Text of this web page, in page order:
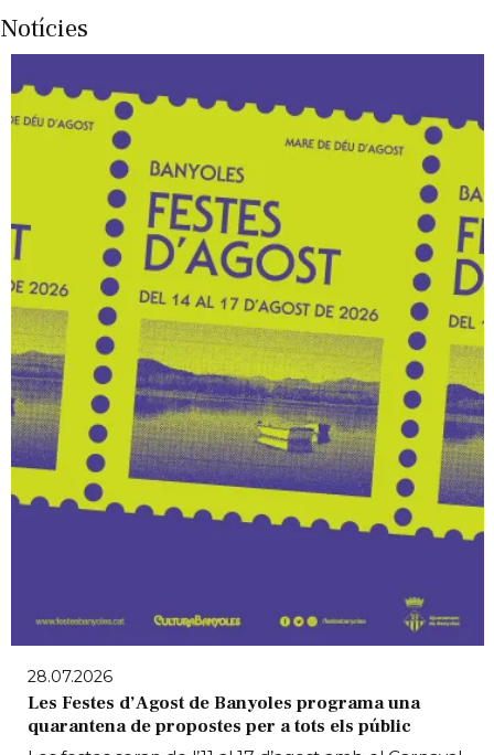
Notícies
28.07.2026
Les Festes d’Agost de Banyoles programa una
quarantena de propostes per a tots els públic